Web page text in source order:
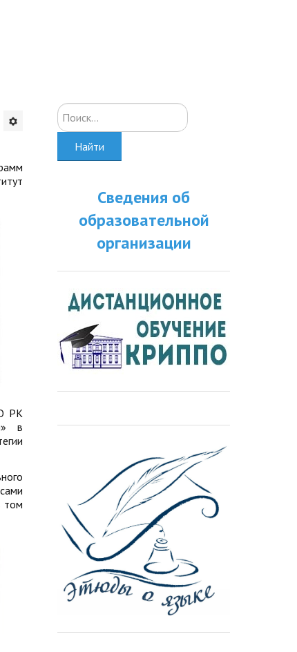
РК
в
том
Искать...
Найти
Сведения об
образовательной
организации